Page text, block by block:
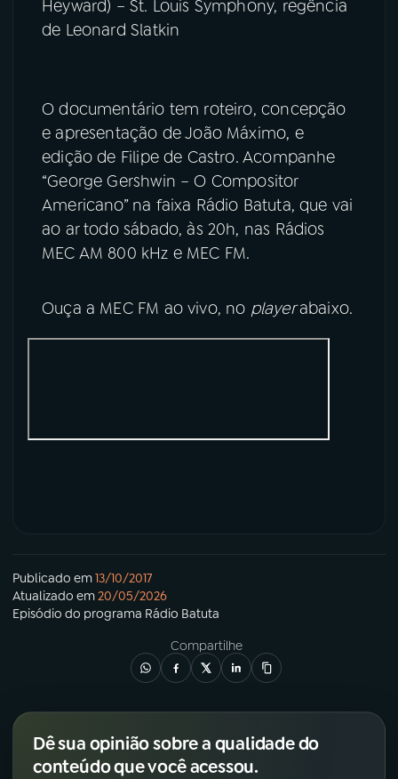
Heyward) – St. Louis Symphony, regência
de Leonard Slatkin
O documentário tem roteiro, concepção
e apresentação de João Máximo, e
edição de Filipe de Castro. Acompanhe
“George Gershwin – O Compositor
Americano” na faixa Rádio Batuta, que vai
ao ar todo sábado, às 20h, nas Rádios
MEC AM 800 kHz e MEC FM.
Ouça a MEC FM ao vivo, no playerabaixo.
Publicado em13/10/2017
Atualizado em20/05/2026
Episódio do programa Rádio Batuta
Compartilhe
Dê sua opinião sobre a qualidade do
conteúdo que você acessou.